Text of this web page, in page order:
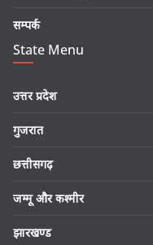
सम्पर्क
State Menu
उत्तर प्रदेश
गुजरात
छत्तीसगढ़
जम्मू और कश्मीर
झारखण्ड